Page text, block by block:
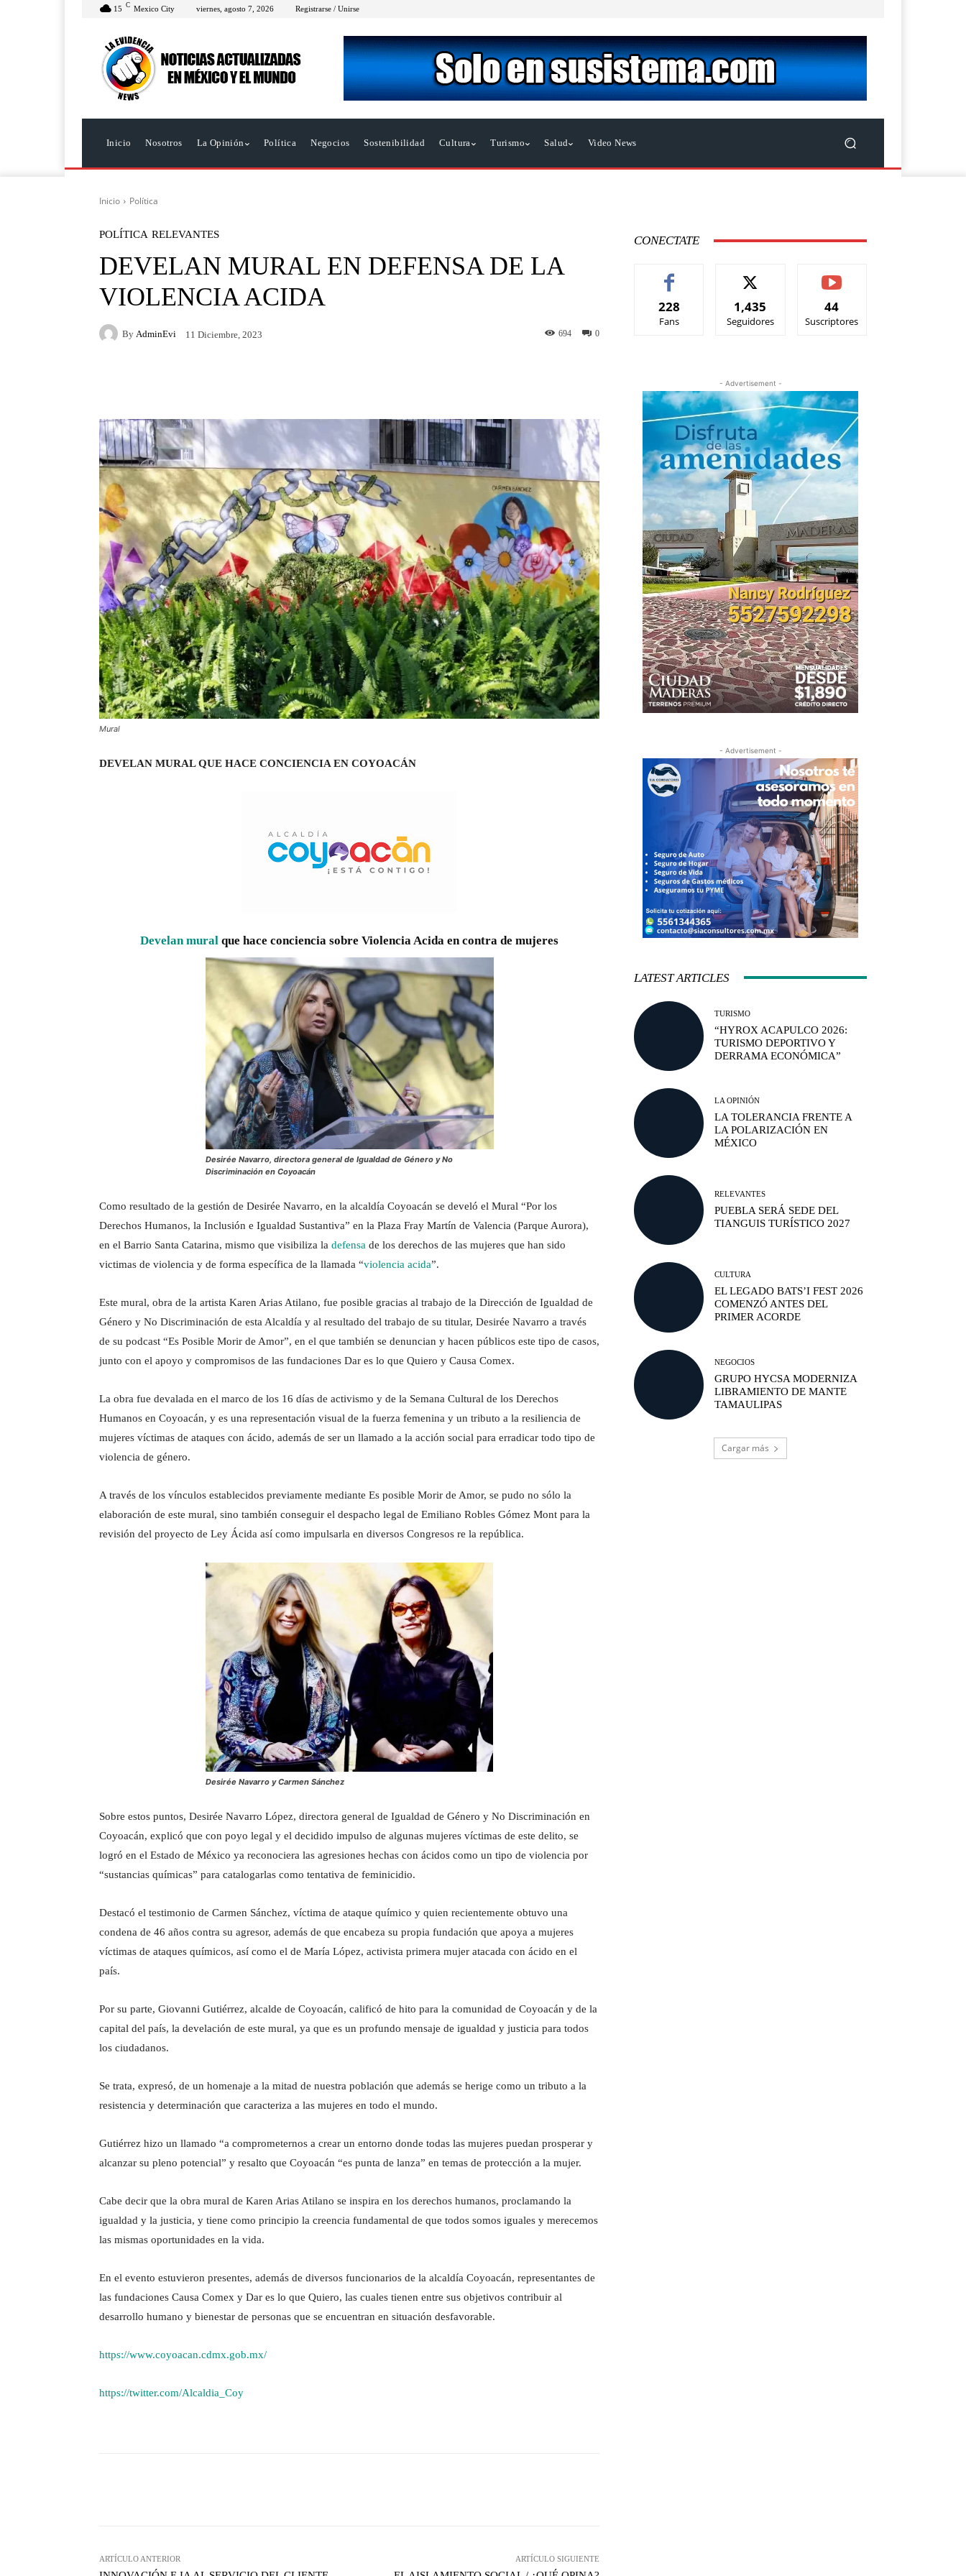
15 C Mexico City viernes, agosto 7, 2026 Registrarse / Unirse
Inicio Nosotros La Opinión Política Negocios Sostenibilidad Cultura Turismo Salud Video News
Inicio Política
POLÍTICA RELEVANTES
DEVELAN MURAL EN DEFENSA DE LA
VIOLENCIA ACIDA
By AdminEvi 11 Diciembre, 2023 0
694
Mural
DEVELAN MURAL QUE HACE CONCIENCIA EN COYOACÁN
Develan mural que hace conciencia sobre Violencia Acida en contra de mujeres
Desirée Navarro, directora general de Igualdad de Género y No
Discriminación en Coyoacán
Como resultado de la gestión de Desirée Navarro, en la alcaldía Coyoacán se develó el Mural “Por los
Derechos Humanos, la Inclusión e Igualdad Sustantiva” en la Plaza Fray Martín de Valencia (Parque Aurora),
en el Barrio Santa Catarina, mismo que visibiliza la defensa de los derechos de las mujeres que han sido
victimas de violencia y de forma específica de la llamada “violencia acida”.
Este mural, obra de la artista Karen Arias Atilano, fue posible gracias al trabajo de la Dirección de Igualdad de
Género y No Discriminación de esta Alcaldía y al resultado del trabajo de su titular, Desirée Navarro a través
de su podcast “Es Posible Morir de Amor”, en el que también se denuncian y hacen públicos este tipo de casos,
junto con el apoyo y compromisos de las fundaciones Dar es lo que Quiero y Causa Comex.
La obra fue devalada en el marco de los 16 días de activismo y de la Semana Cultural de los Derechos
Humanos en Coyoacán, y es una representación visual de la fuerza femenina y un tributo a la resiliencia de
mujeres víctimas de ataques con ácido, además de ser un llamado a la acción social para erradicar todo tipo de
violencia de género.
A través de los vínculos establecidos previamente mediante Es posible Morir de Amor, se pudo no sólo la
elaboración de este mural, sino también conseguir el despacho legal de Emiliano Robles Gómez Mont para la
revisión del proyecto de Ley Ácida así como ⁠impulsarla en diversos Congresos re la república.
Desirée Navarro y Carmen Sánchez
Sobre estos puntos, Desirée Navarro López, directora general de Igualdad de Género y No Discriminación en
Coyoacán, explicó que con poyo legal y el decidido impulso de algunas mujeres víctimas de este delito, se
logró en el Estado de México ya reconociera las agresiones hechas con ácidos como un tipo de violencia por
“sustancias químicas” para catalogarlas como tentativa de feminicidio.
Destacó el testimonio de Carmen Sánchez, víctima de ataque químico y quien recientemente obtuvo una
condena de 46 años contra su agresor, además de que encabeza su propia fundación que apoya a mujeres
víctimas de ataques químicos, así como el de María López, activista primera mujer atacada con ácido en el
país.
Por su parte, Giovanni Gutiérrez, alcalde de Coyoacán, calificó de hito para la comunidad de Coyoacán y de la
capital del país, la develación de este mural, ya que es un profundo mensaje de igualdad y justicia para todos
los ciudadanos.
Se trata, expresó, de un homenaje a la mitad de nuestra población que además se herige como un tributo a la
resistencia y determinación que caracteriza a las mujeres en todo el mundo.
Gutiérrez hizo un llamado “a comprometernos a crear un entorno donde todas las mujeres puedan prosperar y
alcanzar su pleno potencial” y resalto que Coyoacán “es punta de lanza” en temas de protección a la mujer.
Cabe decir que la obra mural de Karen Arias Atilano se inspira en los derechos humanos, proclamando la
igualdad y la justicia, y tiene como principio la creencia fundamental de que todos somos iguales y merecemos
las mismas oportunidades en la vida.
En el evento estuvieron presentes, además de diversos funcionarios de la alcaldía Coyoacán, representantes de
las fundaciones Causa Comex y Dar es lo que Quiero, las cuales tienen entre sus objetivos contribuir al
desarrollo humano y bienestar de personas que se encuentran en situación desfavorable.
https://www.coyoacan.cdmx.gob.mx/
https://twitter.com/Alcaldia_Coy
ARTÍCULO ANTERIOR ARTÍCULO SIGUIENTE
CONECTATE
228
Fans
1,435
Seguidores
44
Suscriptores
- Advertisement -
- Advertisement -
LATEST ARTICLES
TURISMO
“HYROX ACAPULCO 2026:
TURISMO DEPORTIVO Y
DERRAMA ECONÓMICA”
LA OPINIÓN
LA TOLERANCIA FRENTE A
LA POLARIZACIÓN EN
MÉXICO
RELEVANTES
PUEBLA SERÁ SEDE DEL
TIANGUIS TURÍSTICO 2027
CULTURA
EL LEGADO BATS’I FEST 2026
COMENZÓ ANTES DEL
PRIMER ACORDE
NEGOCIOS
GRUPO HYCSA MODERNIZA
LIBRAMIENTO DE MANTE
TAMAULIPAS
Cargar más